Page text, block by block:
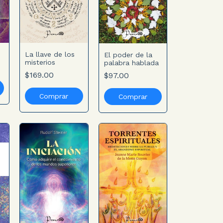
La llave de los
misterios
$169.00
El poder de la
palabra hablada
$97.00